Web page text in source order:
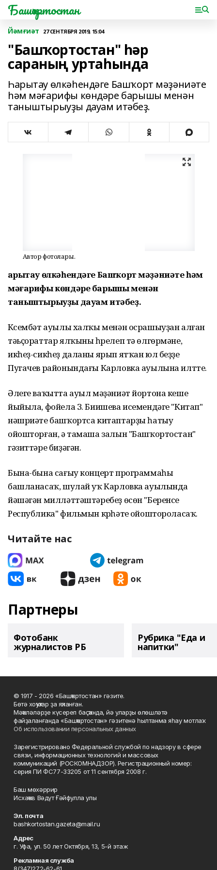
Башҡортостан
Йәмғиәт 27 СЕНТЯБРЯ 2019, 15:04
"Башҡортостан" һәр
сараның уртаһында
Һарытау өлкәһендәге Башҡорт мәҙәниәте
һәм мәғарифы көндәре барышы менән
таныштырыуҙы дауам итәбеҙ.
Автор фотолары.
Һарытау өлкәһендәге Башҡорт мәҙәниәте һәм
мәғарифы көндәре барышы менән
таныштырыуҙы дауам итәбеҙ.
Күсембәт ауылы халҡы менән осрашыуҙан алған
тәьҫораттар ялҡыны һүрелеп тә өлгөрмәне,
икһеҙ-сикһеҙ даланы ярып ятҡан юл беҙҙе
Пугачев районындағы Карловка ауылына илтте.
Әлеге ваҡытта ауыл мәҙәниәт йортона кеше
йыйыла, фойела З. Биишева исемендәге "Китап"
нәшриәте башҡортса китаптарҙы һатыу
ойошторған, ә тамаша залын "Башҡортостан"
гәзиттәре биҙәгән.
Бына-бына сағыу концерт программаһы
башланасаҡ, шулай уҡ Карловка ауылында
йәшәгән милләттәштәребеҙ өсөн "Беренсе
Республика" фильмын күрһәтеү ойоштороласаҡ.
Читайте нас
Партнеры
Фотобанк
журналистов РБ
Рубрика "Еда и
напитки"
© 1917 - 2026 «Башҡортостан» гәзите.
Бөтә хоҡуҡтар ҙа яҡланған.
Мәҡәләләрҙе күсереп баҫҡанда, йә уларҙы өлөшләтә
файҙаланғанда «Башҡортостан» гәзитенә һылтанма яһау мотлаҡ.
Об использовании персональных данных
Зарегистрировано Федеральной службой по надзору в сфере
связи, информационных технологий и массовых
коммуникаций (РОСКОМНАДЗОР). Регистрационный номер:
серия ПИ ФС77-33205 от 11 сентября 2008 г.
Баш мөхәррир
Исхаҡов Вәдүт Ғәйфулла улы
Эл. почта
bashkortostan.gazeta@mail.ru
Адрес
г. Уфа, ул. 50 лет Октября, 13, 5-й этаж
Рекламная служба